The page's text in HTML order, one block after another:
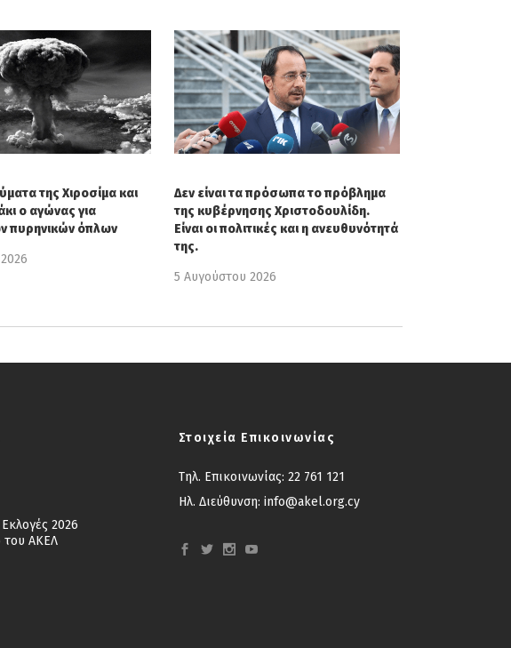
της Χιροσίμα και
ο αγώνας για
πυρηνικών όπλων
Δεν είναι τα πρόσωπα το πρόβλημα
της κυβέρνησης Χριστοδουλίδη.
Είναι οι πολιτικές και η ανευθυνότητά
της.
5 Αυγούστου 2026
2026
του ΑΚΕΛ
Στοιχεία Επικοινωνίας
Τηλ. Επικοινωνίας: 22 761 121
Ηλ. Διεύθυνση: info@akel.org.cy